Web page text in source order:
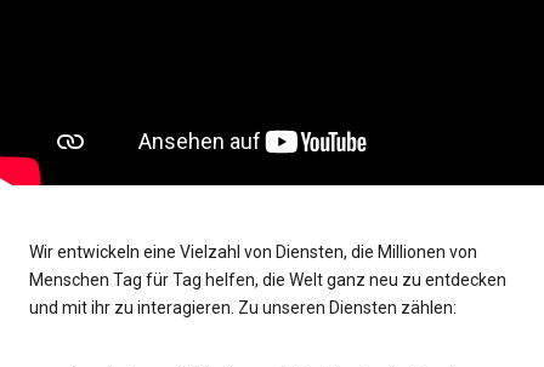
Wir entwickeln eine Vielzahl von Diensten, die Millionen von
Menschen Tag für Tag helfen, die Welt ganz neu zu entdecken
und mit ihr zu interagieren. Zu unseren Diensten zählen: